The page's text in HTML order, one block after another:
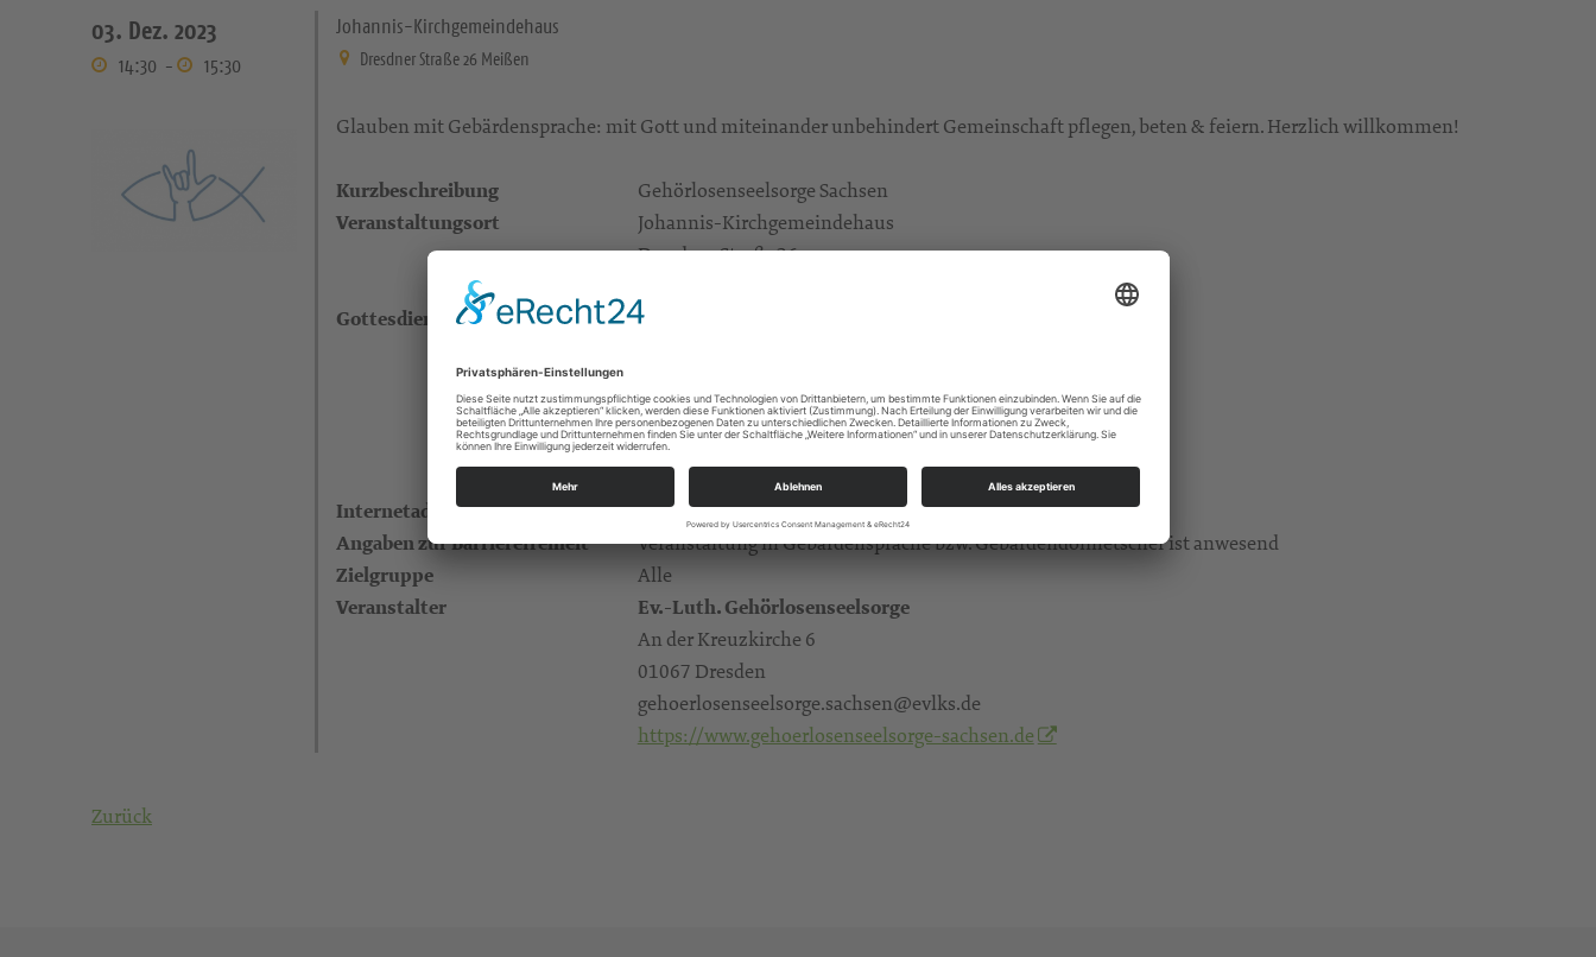
03. Dez. 2023
14:30 - 15:30
Johannis-Kirchgemeindehaus
Dresdner Straße 26 Meißen
Glauben mit Gebärdensprache: mit Gott und miteinander unbehindert Gemeinschaft pflegen, beten & feiern. Herzlich willkommen!
Kurzbeschreibung Gehörlosenseelsorge Sachsen
Veranstaltungsort
Johannis-Kirchgemeindehaus
Dresdner Straße 26
Gottesdienstleitende
Pfrin. Kerstin Lechner kerstin.lechner@evlks.de
An der Kreuzkirche 6
01067 Dresden
03 51 / 6 55 77 67
Internetadresse https://gehoerlosenseelsorge-sachsen.de/
Angaben zur Barrierefreiheit Veranstaltung in Gebärdensprache bzw. Gebärdendolmetscher ist anwesend
Zielgruppe Alle
Veranstalter Ev.-Luth. Gehörlosenseelsorge
An der Kreuzkirche 6
01067 Dresden
gehoerlosenseelsorge.sachsen@evlks.de
https://www.gehoerlosenseelsorge-sachsen.de
Zurück